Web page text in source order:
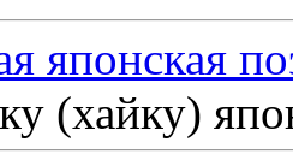
японская
(хайку)